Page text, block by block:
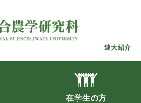
連大紹介
在学生の方